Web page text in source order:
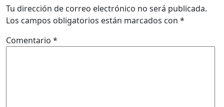
Tu dirección de correo electrónico no será publicada.
Los campos obligatorios están marcados con *
Comentario *